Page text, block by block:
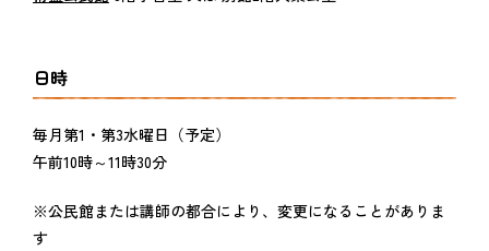
日時
毎月第1・第3水曜日（予定）
午前10時～11時30分
※公民館または講師の都合により、変更になることがありま
す